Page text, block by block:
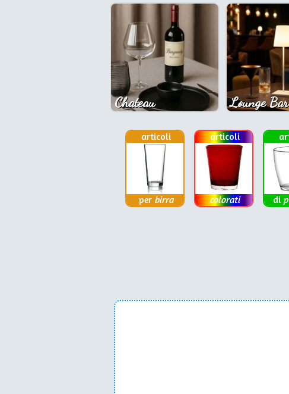
Chateau Lounge Bar
articoli
per birra
articoli
colorati di